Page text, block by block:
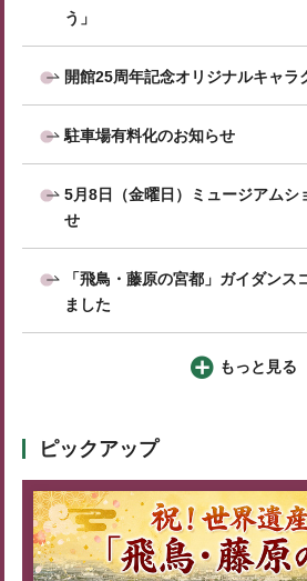
う」
開館25周年記念オリジナルキャラ
駐車場有料化のお知らせ
5月8日（金曜日）ミュージアムシ
せ
「飛鳥・藤原の宮都」ガイダンス
ました
もっと見る
ピックアップ